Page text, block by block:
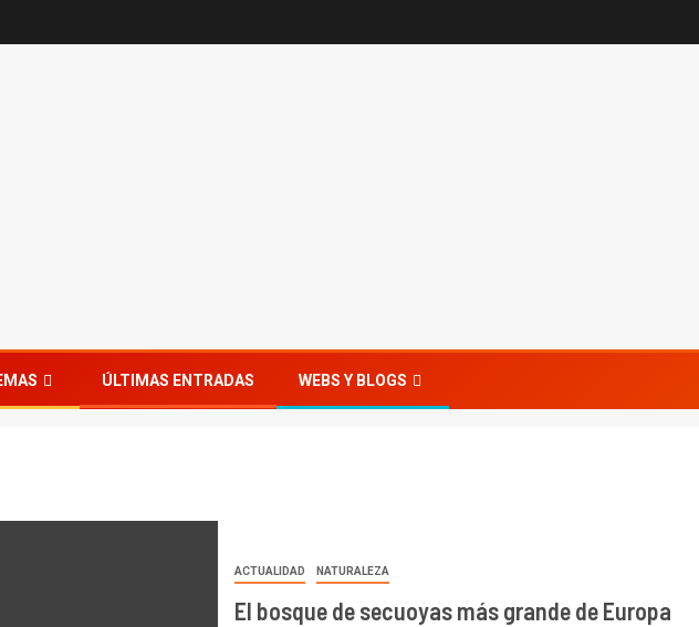
ÚLTIMAS ENTRADAS WEBS Y BLOGS
ACTUALIDAD NATURALEZA
El bosque de secuoyas más grande de Europa